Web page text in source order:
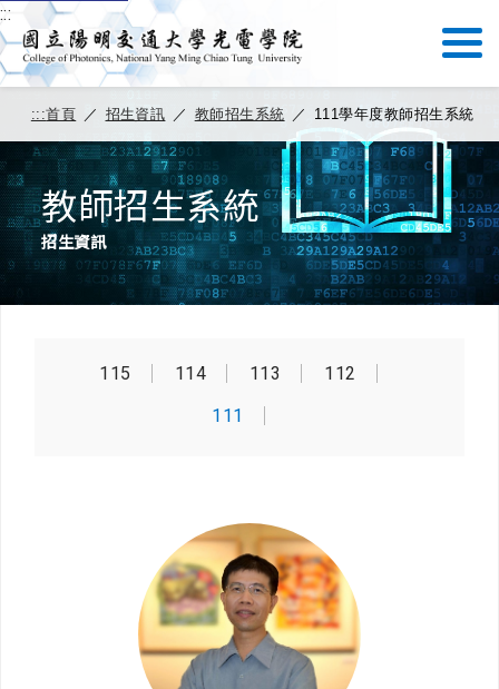
:::
:::首頁 ／ 招生資訊 ／ 教師招生系統 ／ 111學年度教師招生系統
教師招生系統
招生資訊
115 114 113
112
111